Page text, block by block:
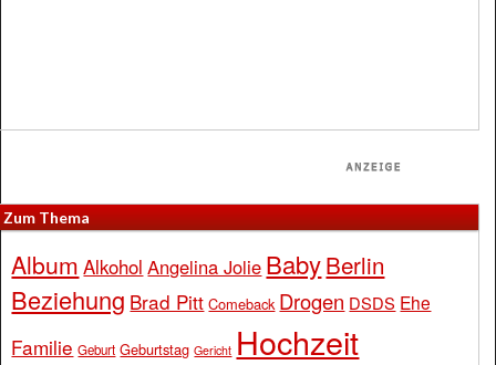
Zum Thema
Album Alkohol Angelina Jolie BabyBerlin
Beziehung Brad Pitt Comeback Drogen DSDS Ehe
Familie Geburt Geburtstag Gericht Hochzeit